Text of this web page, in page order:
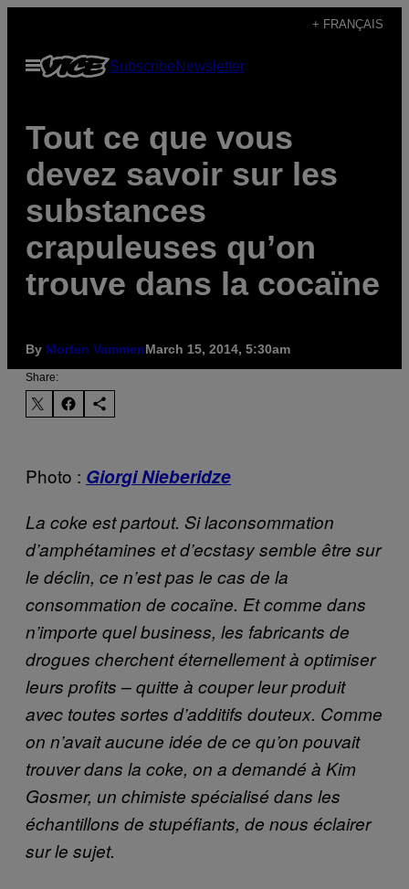
content
+ FRANÇAIS
Open
Menu
SubscribeNewsletter
Tout ce que vous
devez savoir sur les
substances
crapuleuses qu’on
trouve dans la cocaïne
By Morten VammenMarch 15, 2014, 5:30am
Share:
Photo : Giorgi Nieberidze
La coke est partout. Si laconsommation
d’amphétamines et d’ecstasy semble être sur
le déclin, ce n’est pas le cas de la
consommation de cocaïne. Et comme dans
n’importe quel business, les fabricants de
drogues cherchent éternellement à optimiser
leurs profits – quitte à couper leur produit
avec toutes sortes d’additifs douteux. Comme
on n’avait aucune idée de ce qu’on pouvait
trouver dans la coke, on a demandé à Kim
Gosmer, un chimiste spécialisé dans les
échantillons de stupéfiants, de nous éclairer
sur le sujet.